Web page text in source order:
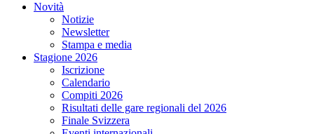
Novità
Notizie
Newsletter
Stampa e media
Stagione 2026
Iscrizione
Calendario
Compiti 2026
Risultati delle gare regionali del 2026
Finale Svizzera